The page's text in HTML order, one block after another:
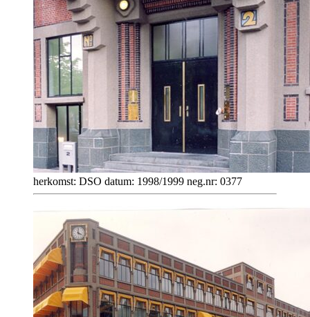
herkomst: DSO datum: 1998/1999 neg.nr: 0377